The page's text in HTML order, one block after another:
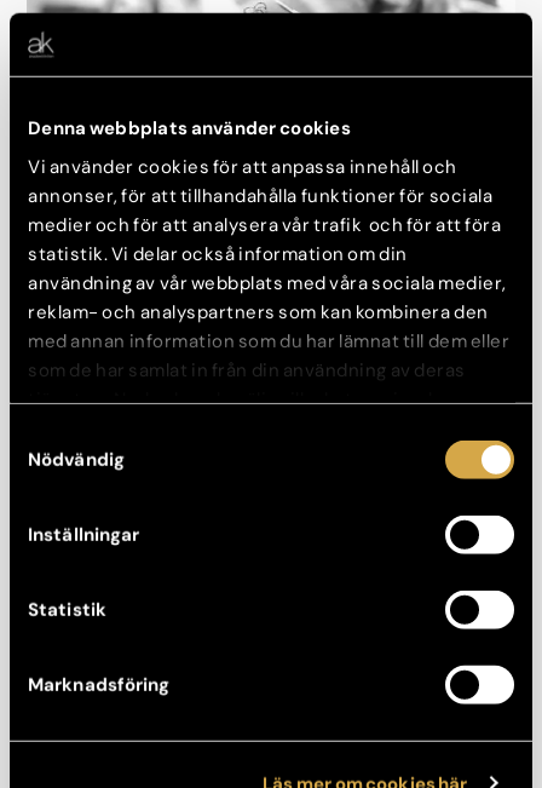
Denna webbplats använder cookies
Vi använder cookies för att anpassa innehåll och
annonser, för att tillhandahålla funktioner för sociala
medier och för att analysera vår trafik och för att föra
statistik. Vi delar också information om din
användning av vår webbplats med våra sociala medier,
reklam- och analyspartners som kan kombinera den
med annan information som du har lämnat till dem eller
som de har samlat in från din användning av deras
tjänster. Nedan kan du välja vilka kategorier du
mer information om hur varje kategori används.
Nödvändig
Inställningar
Statistik
Marknadsföring
Ögonlocksplastik
Vi lyfter tar bort hud över eller under ögonlocken (eller både
och). Detta ger ett piggt utseende.
Genom en bukplastikoperation syr vi ihop magmuskulaturen så
att du lir av med putande mage och ökad rörlighet och